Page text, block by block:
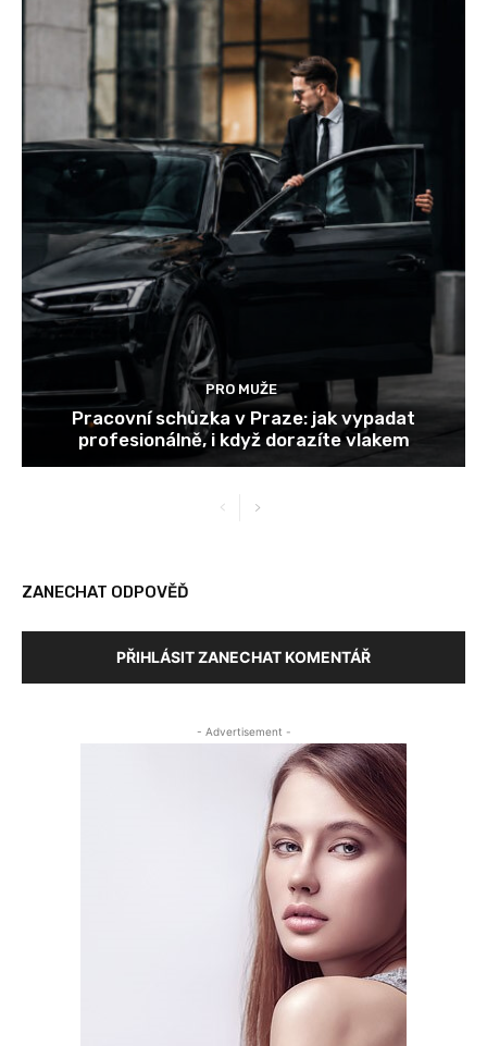
PRO MUŽE
Pracovní schůzka v Praze: jak vypadat
profesionálně, i když dorazíte vlakem
ZANECHAT ODPOVĚĎ
PŘIHLÁSIT ZANECHAT KOMENTÁŘ
- Advertisement -